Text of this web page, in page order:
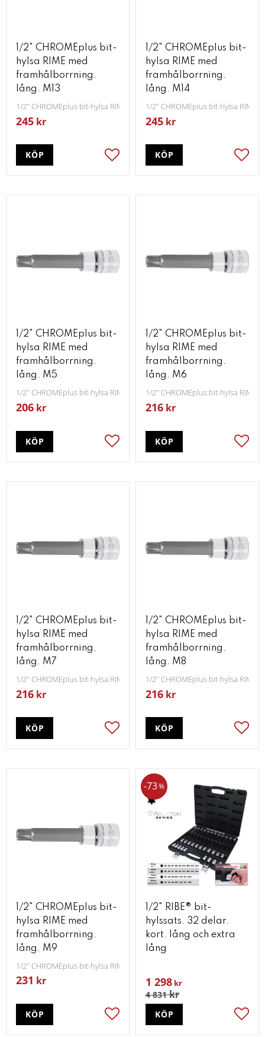
1/2" CHROMEplus bit-
hylsa RIME med
framhålborrning.
lång. M13
1/2" CHROMEplus bit-hylsa RIME med framhålborrning lång M13
245 kr
Lägg till i favoriter
KÖP
1/2" CHROMEplus bit-
hylsa RIME med
framhålborrning.
lång. M14
1/2" CHROMEplus bit-hylsa RIME
245 kr
KÖP
1/2" CHROMEplus bit-
hylsa RIME med
framhålborrning.
lång. M5
1/2" CHROMEplus bit-hylsa RIME med framhålborrning lång M5
206 kr
Lägg till i favoriter
KÖP
1/2" CHROMEplus bit-
hylsa RIME med
framhålborrning.
lång. M6
1/2" CHROMEplus bit-hylsa RIME
216 kr
KÖP
1/2" CHROMEplus bit-
hylsa RIME med
framhålborrning.
lång. M7
1/2" CHROMEplus bit-hylsa RIME med framhålborrning lång M7
216 kr
Lägg till i favoriter
KÖP
1/2" CHROMEplus bit-
hylsa RIME med
framhålborrning.
lång. M8
1/2" CHROMEplus bit-hylsa RIME
216 kr
KÖP
1/2" CHROMEplus bit-
hylsa RIME med
framhålborrning.
lång. M9
1/2" CHROMEplus bit-hylsa RIME med framhålborrning lång M9
231 kr
Lägg till i favoriter
KÖP
1/2" RIBE® bit-
hylssats. 32 delar.
kort. lång och extra
lång
1 298 kr
4 831kr
73%
KÖP